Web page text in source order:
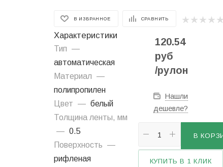
В ИЗБРАННОЕ СРАВНИТЬ
Характеристики
Тип —
автоматическая
Материал —
полипропилен
Цвет — белый
Толщина ленты, мм
— 0.5
Поверхность —
рифленая
120.54
руб
/рулон
Нашли
дешевле?
В
КУПИТЬ В 1 КЛИК